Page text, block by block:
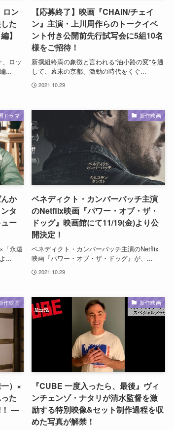
ロン
た
】
ロッ
...
【応募終了】映画『CHAIN/チェイ
ン』主演・上川周作らのトークイベ
ント付き公開前先行試写会に5組10名
様をご招待！
新撰組終焉の象徴と言われる“油小路の変”を通
して、幕末の京都、激動の時代をくぐ...
2021.10.29
ドラマ
か
タ
ー
「永遠
...
新作映画
ベネディクト・カンバーバッチ主演
のNetflix映画『パワー・オブ・ザ・
ドッグ』映画館にて11/19(金)より公
開決定！
ベネディクト・カンバーバッチ主演のNetflix
映画『パワー・オブ・ザ・ドッグ』が、...
2021.10.29
作映画
）×
た
！ ―
新作映画
『CUBE 一度入ったら、最後』ヴィ
ンチェンゾ・ナタリが清水監督を激
励する特別映像&セット制作過程を収
めた写真が解禁！